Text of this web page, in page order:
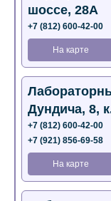
шоссе, 28А
+7 (812) 600-42-00
На карте
Дундича, 8,
+7 (812) 600-42-00
+7 (921) 856-69-58
На карте